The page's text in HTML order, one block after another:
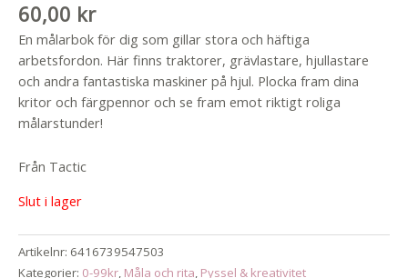
60,00 kr
En målarbok för dig som gillar stora och häftiga
arbetsfordon. Här finns traktorer, grävlastare, hjullastare
och andra fantastiska maskiner på hjul. Plocka fram dina
kritor och färgpennor och se fram emot riktigt roliga
målarstunder!
Från Tactic
Slut i lager
Artikelnr: 6416739547503
Kategorier: 0-99kr, Måla och rita, Pyssel & kreativitet